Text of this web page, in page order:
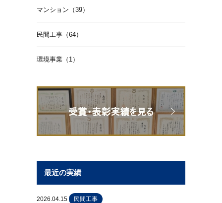
マンション（39）
民間工事（64）
環境事業（1）
最近の実績
2026.04.15 民間工事